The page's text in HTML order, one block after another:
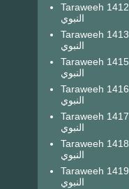
Taraweeh 1412 صلاة التراويح من المسجد
النبوي
Taraweeh 1413 صلاة التراويح من المسجد
النبوي
Taraweeh 1415 صلاة التراويح من المسجد
النبوي
Taraweeh 1416 صلاة التراويح من المسجد
النبوي
Taraweeh 1417 صلاة التراويح من المسجد
النبوي
Taraweeh 1418 صلاة التراويح من المسجد
النبوي
Taraweeh 1419 صلاة التراويح من المسجد
النبوي